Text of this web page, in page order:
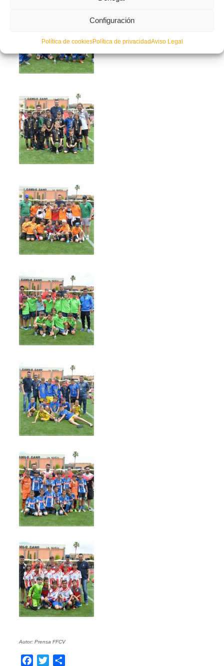
Configuración
Política de cookiesPolítica de privacidadAviso Legal
Autor: Prensa FFCV
Facebook
Twitter